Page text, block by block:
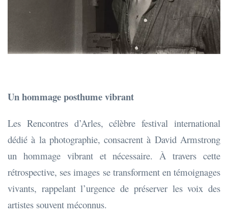
Un hommage posthume vibrant
Les Rencontres d’Arles, célèbre festival international
dédié à la photographie, consacrent à David Armstrong
un hommage vibrant et nécessaire. À travers cette
rétrospective, ses images se transforment en témoignages
vivants, rappelant l’urgence de préserver les voix des
artistes souvent méconnus.